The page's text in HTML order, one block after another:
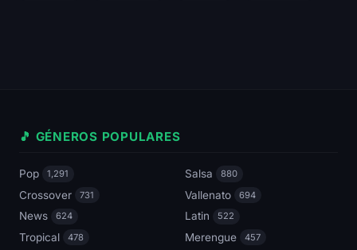
🎵 GÉNEROS POPULARES
Pop 1,291 Salsa 880
Crossover 731 Vallenato 694
News 624 Latin 522
Tropical 478 Merengue 457